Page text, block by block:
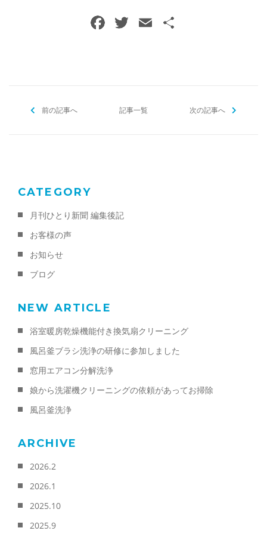
F
o
T E
前の記事へ 記事一覧 次の記事へ
CATEGORY
月刊ひとり新聞 編集後記
お客様の声
お知らせ
ブログ
NEW ARTICLE
浴室暖房乾燥機能付き換気扇クリーニング
風呂釜ブラシ洗浄の研修に参加しました
窓用エアコン分解洗浄
娘から洗濯機クリーニングの依頼があってお掃除
風呂釜洗浄
ARCHIVE
2026.2
2026.1
2025.10
2025.9